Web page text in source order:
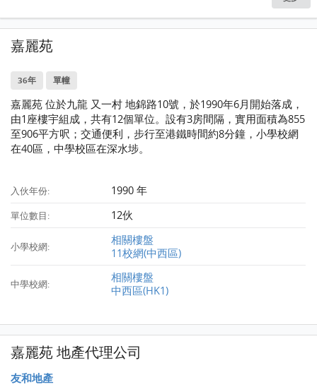
嘉麗苑
36年 單幢
嘉麗苑 位於九龍 又一村 地錦路10號，於1990年6月開始落成，
由1座樓宇組成，共有12個單位。設有3房間隔，實用面積為855
至906平方呎；交通便利，步行至港鐵時間約8分鐘，小學校網
在40區，中學校區在深水埗。
入伙年份: 1990 年
單位數目: 12伙
小學校網:
相關樓盤
11校網(中西區)
中學校網:
相關樓盤
中西區(HK1)
嘉麗苑 地產代理公司
友和地產